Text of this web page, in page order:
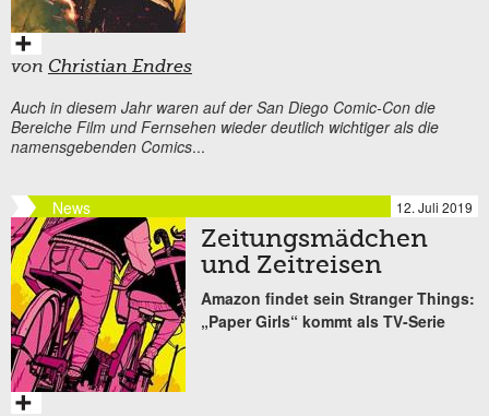
von Christian Endres
Auch in diesem Jahr waren auf der San Diego Comic-Con die
Bereiche Film und Fernsehen wieder deutlich wichtiger als die
namensgebenden Comics...
News 12. Juli 2019
Zeitungsmädchen
und Zeitreisen
Amazon findet sein Stranger Things:
„Paper Girls“ kommt als TV-Serie